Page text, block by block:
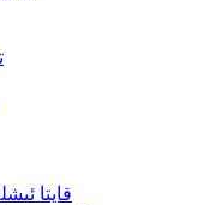
قايتا